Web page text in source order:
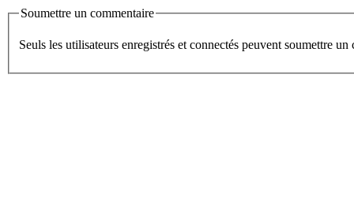
Soumettre un commentaire
Seuls les utilisateurs enregistrés et connectés peuvent soumettre un